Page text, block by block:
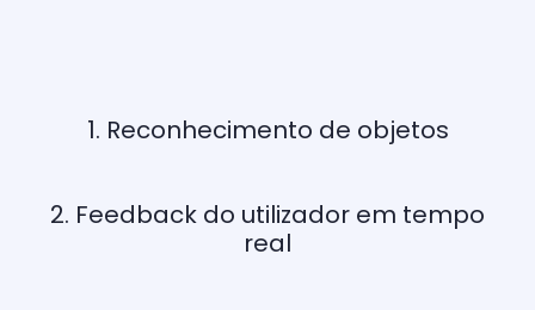
1. Reconhecimento de objetos
2. Feedback do utilizador em tempo
real